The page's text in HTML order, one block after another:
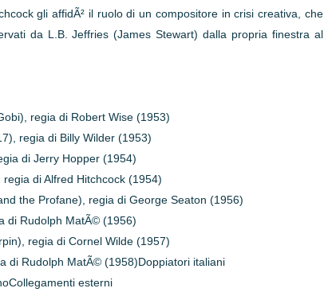
gli affidÃ² il ruolo di un compositore in crisi creativa, che
da L.B. Jeffries (James Stewart) dalla propria finestra al
regia di Robert Wise (1953)
regia di Billy Wilder (1953)
di Jerry Hopper (1954)
di Alfred Hitchcock (1954)
the Profane), regia di George Seaton (1956)
di Rudolph MatÃ© (1956)
regia di Cornel Wilde (1957)
di Rudolph MatÃ© (1958)Doppiatori italiani
esterni